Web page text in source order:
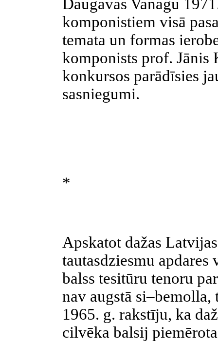
Daugavas Vanagu
komponistiem visā
temata un formas
komponists prof. Jānis
konkursos parādīsies
sasniegumi.
*
Apskatot dažas
tautasdziesmu
balss tesitūru tenoru
nav augstā si–bemolla,
1965. g. rakstīju, ka
cilvēka balsij